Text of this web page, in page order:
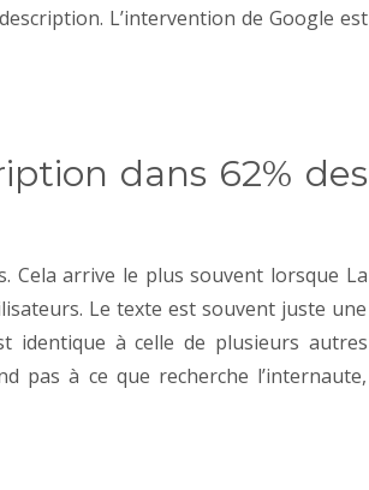
L’intervention de Google est
dans 62% des
Cela arrive le plus souvent lorsque La
Le texte est souvent juste une
identique à celle de plusieurs autres
pas à ce que recherche l’internaute,